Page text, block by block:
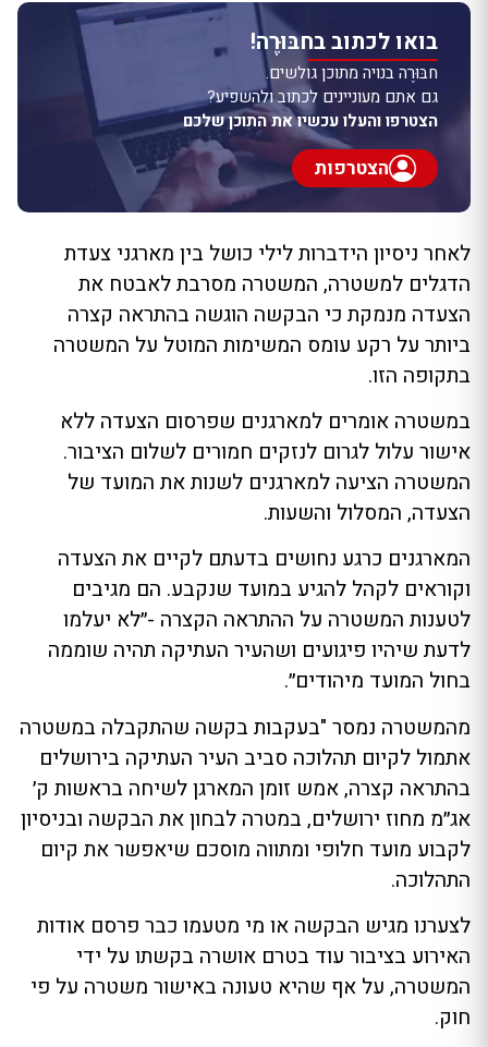
בואו לכתוב בחבּוּרֶה!
חבּוּרֶה בנויה מתוכן גולשים.
גם אתם מעוניינים לכתוב ולהשפיע?
הצטרפו והעלו עכשיו את התוכן שלכם
הצטרפות
‏לאחר ניסיון הידברות לילי כושל בין מארגני צעדת
הדגלים למשטרה, המשטרה מסרבת לאבטח את
הצעדה מנמקת כי הבקשה הוגשה בהתראה קצרה
ביותר על רקע עומס המשימות המוטל על המשטרה
בתקופה הזו.
במשטרה אומרים למארגנים שפרסום הצעדה ללא
אישור עלול לגרום לנזקים חמורים לשלום הציבור.
המשטרה הציעה ‏למארגנים לשנות את המועד של
הצעדה, המסלול והשעות.
המארגנים כרגע נחושים בדעתם לקיים את הצעדה
וקוראים לקהל להגיע במועד שנקבע. הם מגיבים
לטענות המשטרה על ההתראה הקצרה -״לא יעלמו
לדעת שיהיו פיגועים ושהעיר העתיקה תהיה שוממה
בחול המועד מיהודים״.
מהמשטרה נמסר "בעקבות בקשה שהתקבלה במשטרה
אתמול לקיום תהלוכה סביב העיר העתיקה בירושלים
בהתראה קצרה, אמש זומן המארגן לשיחה בראשות ק׳
אג״מ מחוז ירושלים, במטרה לבחון את הבקשה ובניסיון
לקבוע מועד חלופי ומתווה מוסכם שיאפשר את קיום
התהלוכה.
לצערנו מגיש הבקשה או מי מטעמו כבר פרסם אודות
האירוע בציבור עוד בטרם אושרה בקשתו על ידי
המשטרה, על אף שהיא טעונה באישור משטרה על פי
חוק.